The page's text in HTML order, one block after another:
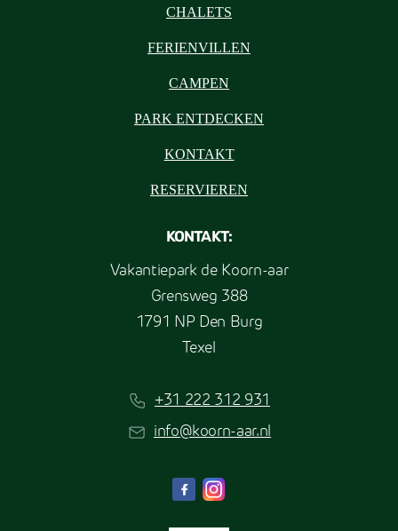
CHALETS
FERIENVILLEN
CAMPEN
PARK ENTDECKEN
KONTAKT
RESERVIEREN
KONTAKT:
Vakantiepark de Koorn-aar
Grensweg 388
1791 NP Den Burg
Texel
+31 222 312 931
info@koorn-aar.nl